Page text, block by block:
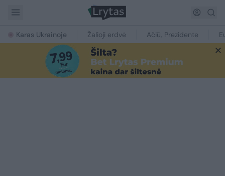
Karas Ukrainoje Žalioji erdvė Ačiū, Prezidente